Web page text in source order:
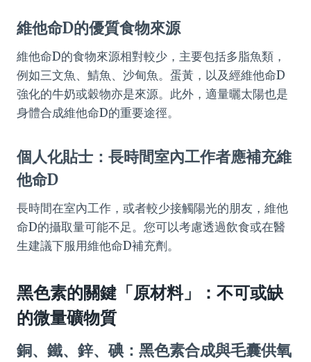
維他命D的優質食物來源
維他命D的食物來源相對較少，主要包括多脂魚類，
例如三文魚、鯖魚、沙甸魚。蛋黃，以及經維他命D
強化的牛奶或穀物亦是來源。此外，適量曬太陽也是
身體合成維他命D的重要途徑。
個人化貼士：長時間室內工作者應補充維
他命D
長時間在室內工作，或者較少接觸陽光的朋友，維他
命D的攝取量可能不足。您可以考慮透過飲食或在醫
生建議下服用維他命D補充劑。
黑色素的關鍵「原材料」：不可或缺
的微量礦物質
銅、鐵、鋅、碘：黑色素合成與毛囊供氧